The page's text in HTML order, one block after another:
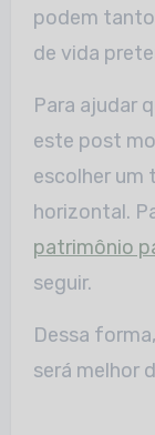
podem
de vida
Para ajudar
este post
escolher um
horizontal.
patrimônio
seguir.
Dessa
será melhor